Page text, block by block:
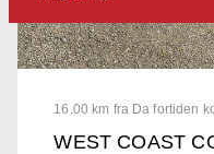
16.00 km fra Da fortiden
WEST COAST